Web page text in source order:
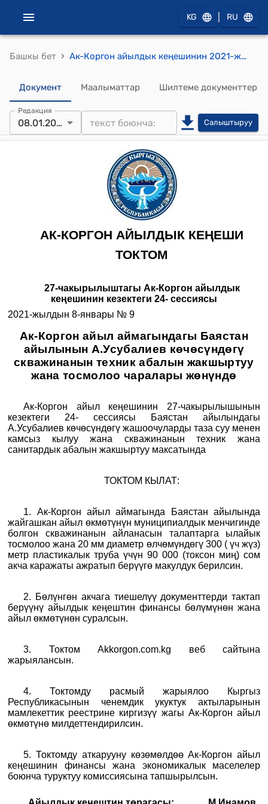
KG RU
Башкы бет › Ак-Коргон айылдык кеңешинин 2021-жылдын 8-январындагы № 9 "Ак-Коргон айыл аймагындагы Баястан айылынын А.Усубалиев көчөсүндөгү скважинанын техник абалын жакшыртуу жана тосмолоо чаралары жөнүндө" токтому
Документ Маалыматтар Шилтеме документтер
Редакция
08.01.2021 Салыштыруу